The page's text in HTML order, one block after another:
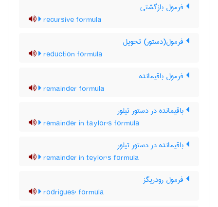
فرمول بازگشتی
recursive formula
فرمول(دستور) تحویل
reduction formula
فرمول باقیمانده
remainder formula
باقیمانده در دستور تیلور
remainder in taylor's formula
باقیمانده در دستور تیلور
remainder in teylor's formula
فرمول رودریگز
rodrigues' formula